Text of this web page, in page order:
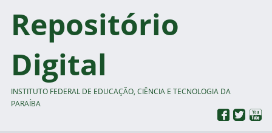
Repositório
Digital
INSTITUTO FEDERAL DE EDUCAÇÃO, CIÊNCIA E TECNOLOGIA DA
PARAÍBA